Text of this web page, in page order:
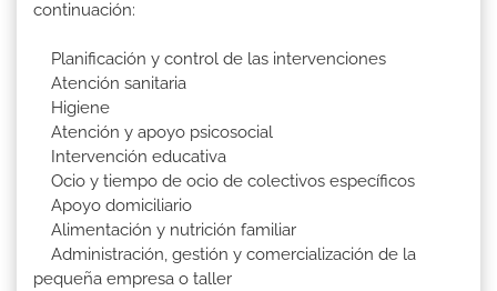
continuación:
Planificación y control de las intervenciones
Atención sanitaria
Higiene
Atención y apoyo psicosocial
Intervención educativa
Ocio y tiempo de ocio de colectivos específicos
Apoyo domiciliario
Alimentación y nutrición familiar
Administración, gestión y comercialización de la
pequeña empresa o taller